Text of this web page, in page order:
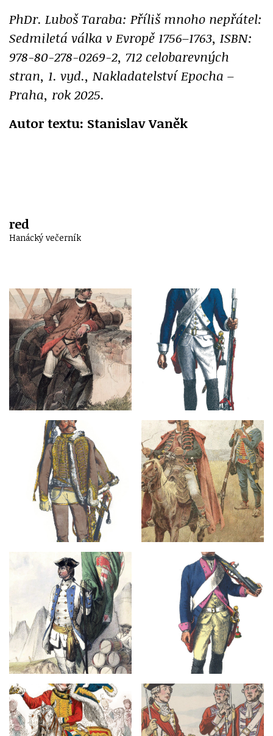
PhDr. Luboš Taraba: Příliš mnoho nepřátel:
Sedmiletá válka v Evropě 1756–1763, ISBN:
978-80-278-0269-2, 712 celobarevných
stran, 1. vyd., Nakladatelství Epocha –
Praha, rok 2025.
Autor textu: Stanislav Vaněk
red
Hanácký večerník